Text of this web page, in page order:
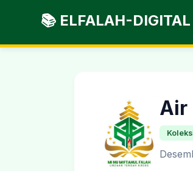
📚 ELFALAH-DIGITAL
Air